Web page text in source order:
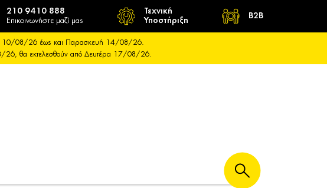
210 9410 888
Επικοινωνήστε μαζί μας
Τεχνική
Υποστήριξη
B2B
10/08/26 έως και Παρασκευή 14/08/26.
26, θα εκτελεσθούν από Δευτέρα 17/08/26.